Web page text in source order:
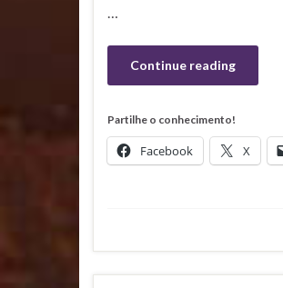
…
Continue reading
Partilhe o conhecimento!
Facebook X